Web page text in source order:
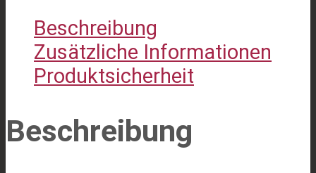
Shirt
Menge
Beschreibung
Zusätzliche Informationen
Produktsicherheit
Beschreibung